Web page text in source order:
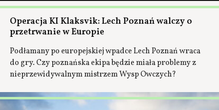
Operacja KI Klaksvik: Lech Poznań walczy o
przetrwanie w Europie
Podłamany po europejskiej wpadce Lech Poznań wraca
do gry. Czy poznańska ekipa będzie miała problemy z
nieprzewidywalnym mistrzem Wysp Owczych?